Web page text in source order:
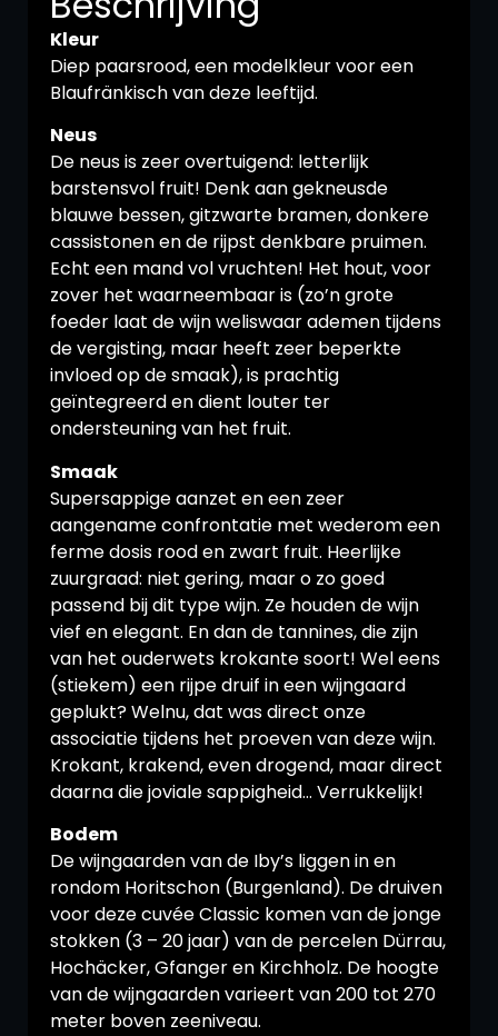
Kleur
Diep paarsrood, een modelkleur voor een
Blaufränkisch van deze leeftijd.
Neus
De neus is zeer overtuigend: letterlijk
barstensvol fruit! Denk aan gekneusde
blauwe bessen, gitzwarte bramen, donkere
cassistonen en de rijpst denkbare pruimen.
Echt een mand vol vruchten! Het hout, voor
zover het waarneembaar is (zo’n grote
foeder laat de wijn weliswaar ademen tijdens
de vergisting, maar heeft zeer beperkte
invloed op de smaak), is prachtig
geïntegreerd en dient louter ter
ondersteuning van het fruit.
Smaak
Supersappige aanzet en een zeer
aangename confrontatie met wederom een
ferme dosis rood en zwart fruit. Heerlijke
zuurgraad: niet gering, maar o zo goed
passend bij dit type wijn. Ze houden de wijn
vief en elegant. En dan de tannines, die zijn
van het ouderwets krokante soort! Wel eens
(stiekem) een rijpe druif in een wijngaard
geplukt? Welnu, dat was direct onze
associatie tijdens het proeven van deze wijn.
Krokant, krakend, even drogend, maar direct
daarna die joviale sappigheid… Verrukkelijk!
Bodem
De wijngaarden van de Iby’s liggen in en
rondom Horitschon (Burgenland). De druiven
voor deze cuvée Classic komen van de jonge
stokken (3 – 20 jaar) van de percelen Dürrau,
Hochäcker, Gfanger en Kirchholz. De hoogte
van de wijngaarden varieert van 200 tot 270
meter boven zeeniveau.